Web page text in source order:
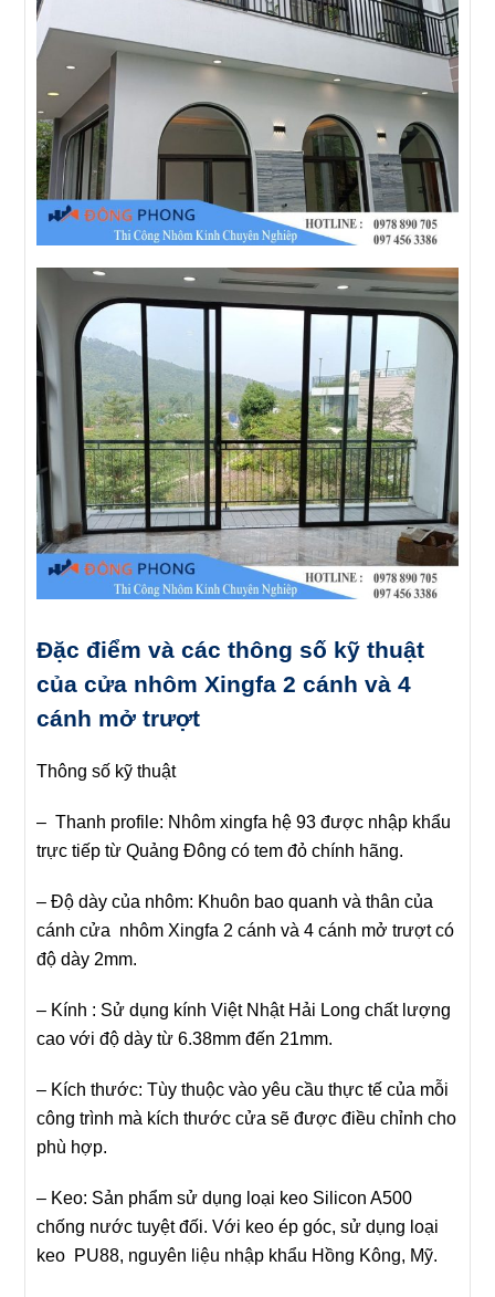
Đặc điểm và các thông số kỹ thuật
của cửa nhôm Xingfa 2 cánh và 4
cánh mở trượt
Thông số kỹ thuật
– Thanh profile: Nhôm xingfa hệ 93 được nhập khẩu
trực tiếp từ Quảng Đông có tem đỏ chính hãng.
– Độ dày của nhôm: Khuôn bao quanh và thân của
cánh cửa nhôm Xingfa 2 cánh và 4 cánh mở trượt có
độ dày 2mm.
– Kính : Sử dụng kính Việt Nhật Hải Long chất lượng
cao với độ dày từ 6.38mm đến 21mm.
– Kích thước: Tùy thuộc vào yêu cầu thực tế của mỗi
công trình mà kích thước cửa sẽ được điều chỉnh cho
phù hợp.
– Keo: Sản phẩm sử dụng loại keo Silicon A500
chống nước tuyệt đối. Với keo ép góc, sử dụng loại
keo PU88, nguyên liệu nhập khẩu Hồng Kông, Mỹ.